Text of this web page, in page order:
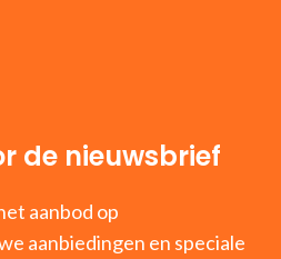
de nieuwsbrief
aanbod op
aanbiedingen en speciale